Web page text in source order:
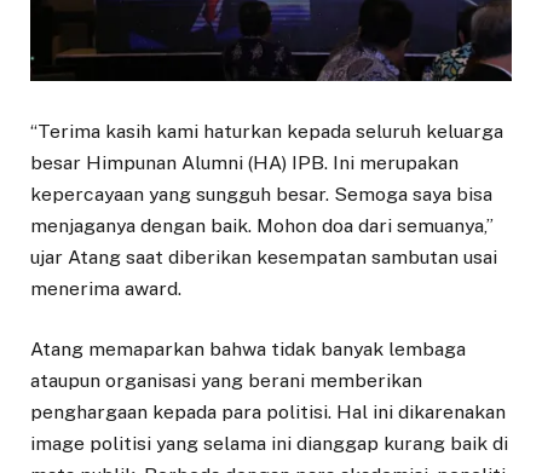
“Terima kasih kami haturkan kepada seluruh keluarga
besar Himpunan Alumni (HA) IPB. Ini merupakan
kepercayaan yang sungguh besar. Semoga saya bisa
menjaganya dengan baik. Mohon doa dari semuanya,”
ujar Atang saat diberikan kesempatan sambutan usai
menerima award.
Atang memaparkan bahwa tidak banyak lembaga
ataupun organisasi yang berani memberikan
penghargaan kepada para politisi. Hal ini dikarenakan
image politisi yang selama ini dianggap kurang baik di